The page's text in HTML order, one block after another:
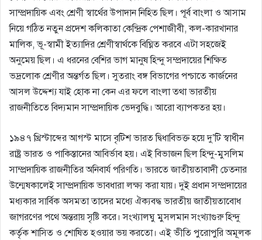
সাম্প্রদায়িক এবং শ্রেণী স্বার্থের উপাদান নিহিত ছিল। পূর্ব বাংলা ও আসাম
নিয়ে গঠিত নতুন প্রদেশ কলিকাতা কেন্দ্রিক পেশাজীবী, কল-কারখানার
মালিক, ভূ-স্বামী ইত্যাদির শ্রেণীস্বার্থকে বিঘ্নিত করবে এটা সহজেই
অনুমেয় ছিল। এ ধরনের বেশির ভাগ মানুষ হিন্দু সম্প্রদায়ের শিক্ষিত
ভদ্রলােক শ্রেণীর অন্তর্গত ছিল। সুতরাং বঙ্গ বিভাগের পশ্চাতে কার্জনের
আসল উদ্দেশ্য যাই হােক না কেন এর ফলে বাংলা তথা ভারতীয়
রাজনীতিতে বিদ্যমান সাম্প্রদায়িক ভেদবুদ্ধি। আরাে ব্যাপকতর হয়।
১৯৪৭ খ্রিস্টাব্দের আগস্ট মাসে বৃটিশ ভারত দ্বিধাবিভক্ত হয়ে দু’টি স্বাধীন
রাষ্ট্র ভারত ও পাকিস্তানের আবির্ভাব হয়। এই বিভাজন ছিল হিন্দু-মুসলিম
সাম্প্রদায়িক রাজনীতির অনিবার্য পরিণতি। ভারতে জাতীয়তাবাদী চেতনার
উন্মেষকালেই সাম্প্রদায়িক ভাবধারা লক্ষ্য করা যায়। দুই প্রধান সম্প্রদায়ের
মধ্যকার সার্বিক অসমতা তাদের মধ্যে ঐক্যবদ্ধ ভারতীয় জাতীয়তাবােধ
জাগরণের পথে অন্তরায় সৃষ্টি করে। সংখ্যালঘু মুসলমান সংখ্যাগুরু হিন্দু
কর্তৃক শাসিত ও শােষিত হওয়ার ভয় করতাে। এই ভীতি পুরােপুরি অমূলক